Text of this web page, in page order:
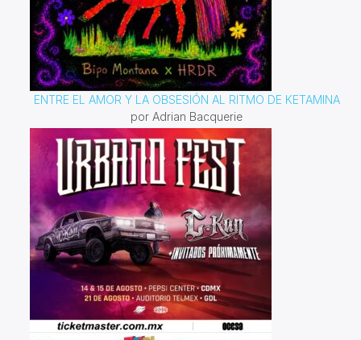
ENTRE EL AMOR Y LA OBSESIÓN AL RITMO DE KETAMINA
por Adrian Bacquerie